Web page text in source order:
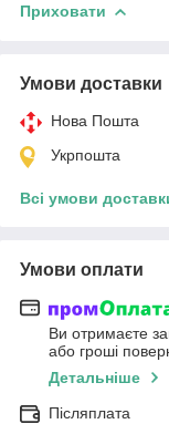
Приховати
Умови доставки
Нова Пошта
Укрпошта
Всі умови
Умови оплати
Ви отримаєте
або гроші
Детальніше
Післяплата